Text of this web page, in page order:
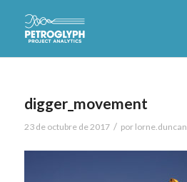
digger_movement
23 de octubre de 2017 / por lorne.duncan